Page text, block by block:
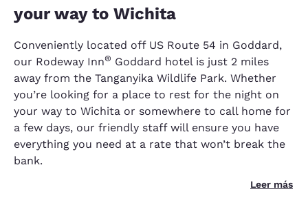
your way to Wichita
Conveniently located off US Route 54 in Goddard,
our Rodeway Inn® Goddard hotel is just 2 miles
away from the Tanganyika Wildlife Park. Whether
you’re looking for a place to rest for the night on
your way to Wichita or somewhere to call home for
a few days, our friendly staff will ensure you have
everything you need at a rate that won’t break the
bank.
Leer más